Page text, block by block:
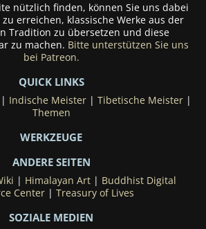
nützlich finden, können Sie uns dabei
erreichen, klassische Werke aus der
Tradition zu übersetzen und diese
zu machen. Bitte unterstützen Sie uns
bei Patreon.
QUICK LINKS
| Indische Meister| Tibetische Meister|
Themen
WERKZEUGE
ANDERE SEITEN
| Himalayan Art| Buddhist Digital
Center | Treasury of Lives
SOZIALE MEDIEN